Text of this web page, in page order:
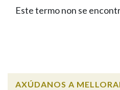
Facebook
TwitterYoutubeInstagram
Bluesky
BUSCAR NOS LEMAS
Remata por
Este termo non se
AXÚDANOS A